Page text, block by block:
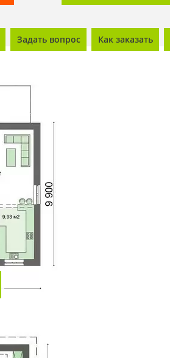
Задать вопрос Как заказать